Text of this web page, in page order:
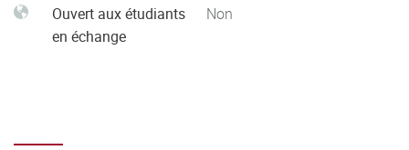
Ouvert aux étudiants
en échange
Non